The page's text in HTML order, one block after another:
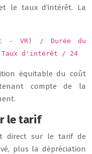
le taux d’intérêt. La
- VR) / Durée du
d'intérêt / 24
équitable du coût
compte de la
le tarif
direct sur le tarif de
plus la dépréciation